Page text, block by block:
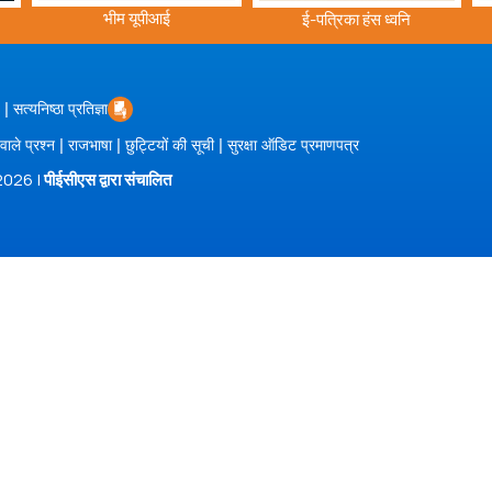
भीम यूपीआई ई-पत्रिका हंस ध्वनि
| सत्यनिष्ठा प्रतिज्ञा
प्रश्न | राजभाषा| छुट्टियों की सूची| सुरक्षा ऑडिट प्रमाणपत्र
|पीईसीएस द्वारा संचालित